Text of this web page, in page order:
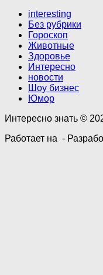
interesting
Без рубрики
Гороскоп
Животные
Здоровье
Интересно
новости
Шоу бизнес
Юмор
Интересно знать ©
Работает на -